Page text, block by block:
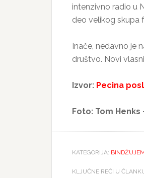
intenzivno radio u
deo velikog skupa
Inače, nedavno je
društvo. Novi
Izvor: Pecina
Foto: Tom
KATEGORIJA:
KLJUČNE REČI U